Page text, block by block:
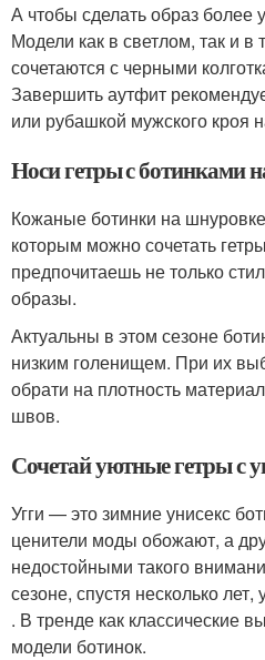
А чтобы сделать образ более
Модели как в светлом, так и
сочетаются с черными
Завершить аутфит
или рубашкой мужского кроя
Носи гетры с ботинками
Кожаные ботинки на
которым можно сочетать
предпочитаешь не только
образы.
Актуальны в этом сезоне
низким голенищем. При их
обрати на плотность
швов.
Сочетай уютные гетры с
Угги — это зимние унисекс
ценители моды обожают, а
недостойными такого
сезоне, спустя несколько лет,
. В тренде как классические
модели ботинок.